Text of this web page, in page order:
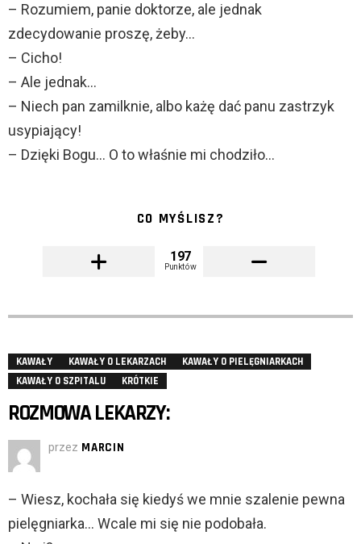
– Rozumiem, panie doktorze, ale jednak
zdecydowanie proszę, żeby…
– Cicho!
– Ale jednak…
– Niech pan zamilknie, albo każę dać panu zastrzyk
usypiający!
– Dzięki Bogu… O to właśnie mi chodziło…
CO MYŚLISZ?
197
Punktów
KAWAŁY KAWAŁY O LEKARZACH
KAWAŁY O PIELĘGNIARKACH
KAWAŁY O SZPITALU
KRÓTKIE
ROZMOWA LEKARZY:
przez MARCIN
– Wiesz, kochała się kiedyś we mnie szalenie pewna
pielęgniarka… Wcale mi się nie podobała.